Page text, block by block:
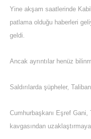
Yine akşam saatlerinde
patlama olduğu haberleri
geldi.
Ancak ayrıntılar henüz
Saldırılarda şüpheler,
Cumhurbaşkanı Eşref Gani,
kavgasından